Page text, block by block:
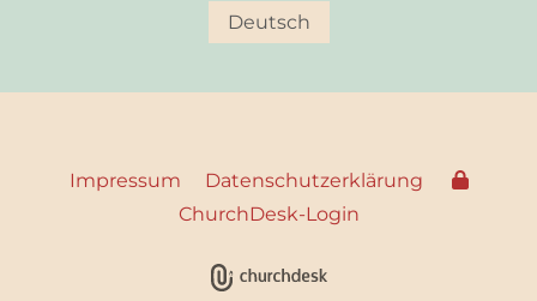
Deutsch
Impressum
Datenschutzerklärung
ChurchDesk-Login